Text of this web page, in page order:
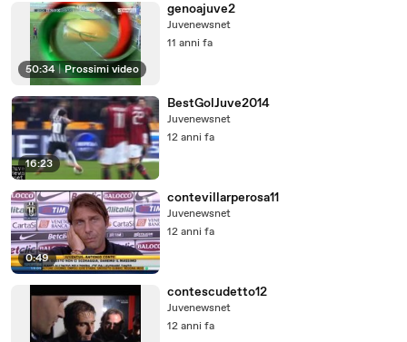
50:34 | Prossimi video
genoajuve2
Juvenewsnet
11 anni fa
16:23
BestGolJuve2014
Juvenewsnet
12 anni fa
0:49
contevillarperosa11
Juvenewsnet
12 anni fa
contescudetto12
Juvenewsnet
12 anni fa